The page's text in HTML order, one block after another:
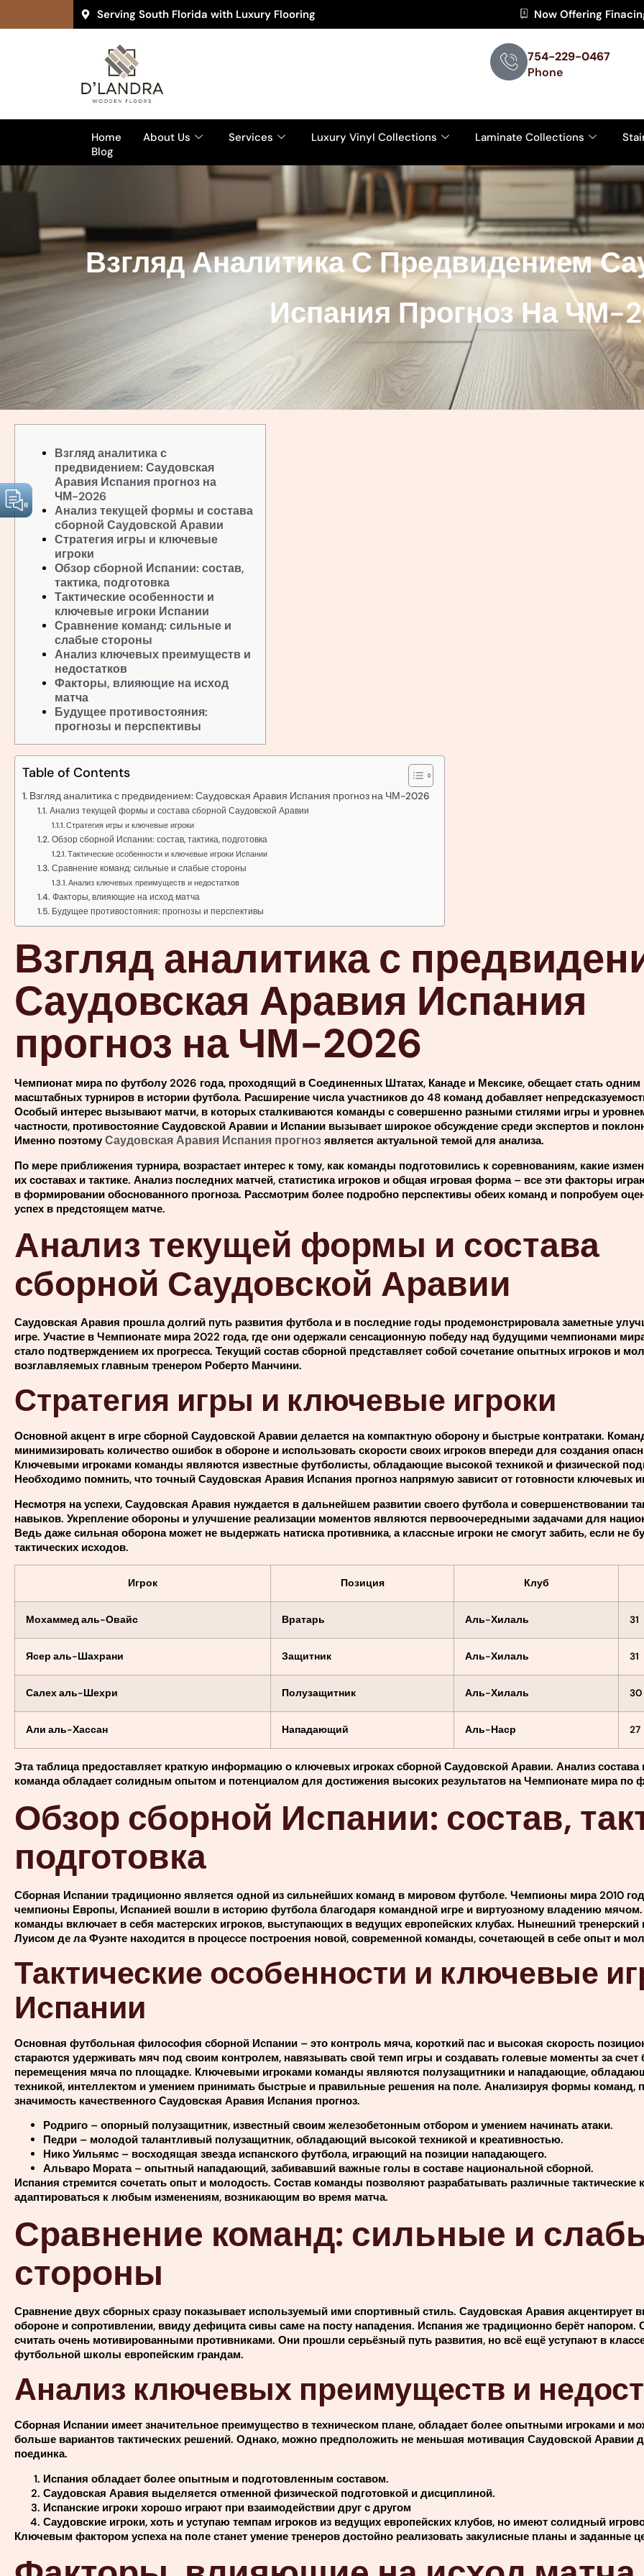
Serving South Florida with Luxury Flooring Now Offering
754-229-0467
Phone
Home About Us Services Luxury Vinyl Collections Laminate Collections
Blog
Взгляд Аналитика С Предвидением
Испания Прогноз На ЧМ-
Взгляд аналитика с
предвидением: Саудовская
Аравия Испания прогноз на
ЧМ-2026
Анализ текущей формы и состава
сборной Саудовской Аравии
Стратегия игры и ключевые
игроки
Обзор сборной Испании: состав,
тактика, подготовка
Тактические особенности и
ключевые игроки Испании
Сравнение команд: сильные и
слабые стороны
Анализ ключевых преимуществ и
недостатков
Факторы, влияющие на исход
матча
Будущее противостояния:
прогнозы и перспективы
Table of Contents
Взгляд аналитика с предвидением: Саудовская Аравия Испания прогноз на ЧМ-2026
Анализ текущей формы и состава сборной Саудовской Аравии
Стратегия игры и ключевые игроки
Обзор сборной Испании: состав, тактика, подготовка
Тактические особенности и ключевые игроки Испании
Сравнение команд: сильные и слабые стороны
Анализ ключевых преимуществ и недостатков
Факторы, влияющие на исход матча
Будущее противостояния: прогнозы и перспективы
Взгляд аналитика с
Саудовская Аравия Испания
прогноз на ЧМ-2026
Чемпионат мира по футболу 2026 года, проходящий в Соединенных Штатах, Канаде и Мексике, обещает стать
масштабных турниров в истории футбола. Расширение числа участников до 48 команд добавляет
Особый интерес вызывают матчи, в которых сталкиваются команды с совершенно разными стилями игры и
частности, противостояние Саудовской Аравии и Испании вызывает широкое обсуждение среди экспертов и
Именно поэтомуСаудовская Аравия Испания прогноз является актуальной темой для анализа.
По мере приближения турнира, возрастает интерес к тому, как команды подготовились к соревнованиям, какие
их составах и тактике. Анализ последних матчей, статистика игроков и общая игровая форма – все эти факторы
в формировании обоснованного прогноза. Рассмотрим более подробно перспективы обеих команд и попробуем
успех в предстоящем матче.
Анализ текущей формы и состава
сборной Саудовской Аравии
Саудовская Аравия прошла долгий путь развития футбола и в последние годы продемонстрировала заметные
игре. Участие в Чемпионате мира 2022 года, где они одержали сенсационную победу над будущими чемпионами
стало подтверждением их прогресса. Текущий состав сборной представляет собой сочетание опытных игроков и
возглавляемых главным тренером Роберто Манчини.
Стратегия игры и ключевые игроки
Основной акцент в игре сборной Саудовской Аравии делается на компактную оборону и быстрые контратаки.
минимизировать количество ошибок в обороне и использовать скорости своих игроков впереди для создания
Ключевыми игроками команды являются известные футболисты, обладающие высокой техникой и физической
Необходимо помнить, что точный Саудовская Аравия Испания прогноз напрямую зависит от готовности ключевых
Несмотря на успехи, Саудовская Аравия нуждается в дальнейшем развитии своего футбола и совершенствовании
навыков. Укрепление обороны и улучшение реализации моментов являются первоочередными задачами для
Ведь даже сильная оборона может не выдержать натиска противника, а классные игроки не смогут забить, если не
тактических исходов.
Игрок Позиция Клуб
Мохаммед аль-Овайс Вратарь Аль-Хилаль 31
Ясер аль-Шахрани Защитник Аль-Хилаль 31
Салех аль-Шехри Полузащитник Аль-Хилаль 30
Али аль-Хассан Нападающий Аль-Наср 27
Эта таблица предоставляет краткую информацию о ключевых игроках сборной Саудовской Аравии. Анализ состава
команда обладает солидным опытом и потенциалом для достижения высоких результатов на Чемпионате мира по
Обзор сборной Испании: состав,
подготовка
Сборная Испании традиционно является одной из сильнейших команд в мировом футболе. Чемпионы мира 2010
чемпионы Европы, Испанией вошли в историю футбола благодаря командной игре и виртуозному владению мячом.
команды включает в себя мастерских игроков, выступающих в ведущих европейских клубах. Нынешний тренерский
Луисом де ла Фуэнте находится в процессе построения новой, современной команды, сочетающей в себе опыт и
Тактические особенности и ключевые
Испании
Основная футбольная философия сборной Испании – это контроль мяча, короткий пас и высокая скорость
стараются удерживать мяч под своим контролем, навязывать свой темп игры и создавать голевые моменты за счет
перемещения мяча по площадке. Ключевыми игроками команды являются полузащитники и нападающие,
техникой, интеллектом и умением принимать быстрые и правильные решения на поле. Анализируя формы команд,
значимость качественного Саудовская Аравия Испания прогноз.
Родриго – опорный полузащитник, известный своим железобетонным отбором и умением начинать атаки.
Педри – молодой талантливый полузащитник, обладающий высокой техникой и креативностью.
Нико Уильямс – восходящая звезда испанского футбола, играющий на позиции нападающего.
Альваро Мората – опытный нападающий, забивавший важные голы в составе национальной сборной.
Испания стремится сочетать опыт и молодость. Состав команды позволяют разрабатывать различные тактические
адаптироваться к любым изменениям, возникающим во время матча.
Сравнение команд: сильные и
стороны
Сравнение двух сборных сразу показывает используемый ими спортивный стиль. Саудовская Аравия акцентирует
обороне и сопротивлении, ввиду дефицита сивы саме на посту нападения. Испания же традиционно берёт напором.
считать очень мотивированными противниками. Они прошли серьёзный путь развития, но всё ещё уступают в
футбольной школы европейским грандам.
Анализ ключевых преимуществ и
Сборная Испании имеет значительное преимущество в техническом плане, обладает более опытными игроками и
больше вариантов тактических решений. Однако, можно предположить не меньшая мотивация Саудовской Аравии
поединка.
Испания обладает более опытным и подготовленным составом.
Саудовская Аравия выделяется отменной физической подготовкой и дисциплиной.
Испанские игроки хорошо играют при взаимодействии друг с другом
Саудовские игроки, хоть и уступаю темпам игроков из ведущих европейских клубов, но имеют солидный
Ключевым фактором успеха на поле станет умение тренеров достойно реализовать закулисные планы и заданные